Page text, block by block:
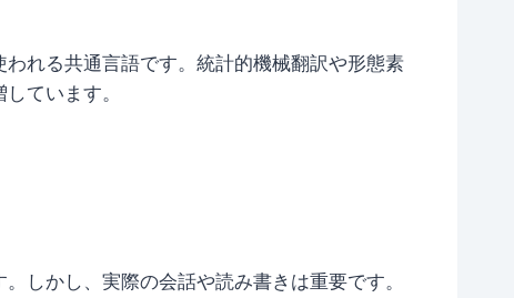
れる共通言語です。統計的機械翻訳や形態素
ています。
しかし、実際の会話や読み書きは重要です。